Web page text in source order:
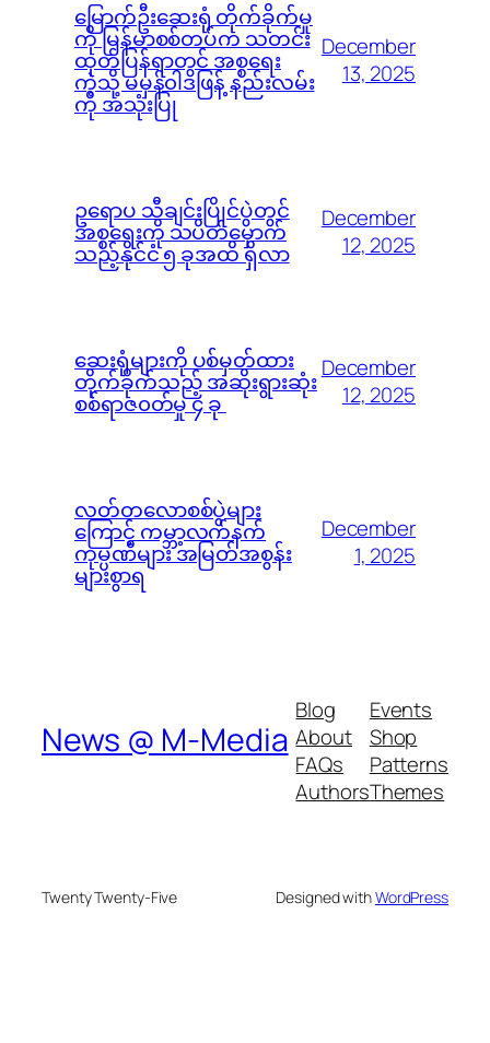
မြောက်ဦးဆေးရုံ တိုက်ခိုက်မှု
ကို မြန်မာစစ်တပ်က သတင်း
ထုတ်ပြန်ရာတွင် အစ္စရေး
ကဲ့သို့ မမှန်၀ါဒဖြန့် နည်းလမ်း
ကို အသုံးပြု
December
13, 2025
ဥရောပ သီချင်းပြိုင်ပွဲတွင်
အစ္စရေးကို သပိတ်မှောက်
သည့်နိုင်ငံ ၅ ခုအထိ ရှိလာ
December
12, 2025
ဆေးရုံများကို ပစ်မှတ်ထား
တိုက်ခိုက်သည့် အဆိုးရွားဆုံး
စစ်ရာဇ၀တ်မှု ၄ ခု
December
12, 2025
လတ်တလောစစ်ပွဲများ
ကြောင့် ကမ္ဘာ့လက်နက်
ကုမ္ပဏီများ အမြတ်အစွန်း
များစွာရ
December
1, 2025
News @ M-Media
Blog
About
FAQs
Authors
Events
Shop
Patterns
Themes
Twenty Twenty-Five Designed withWordPress